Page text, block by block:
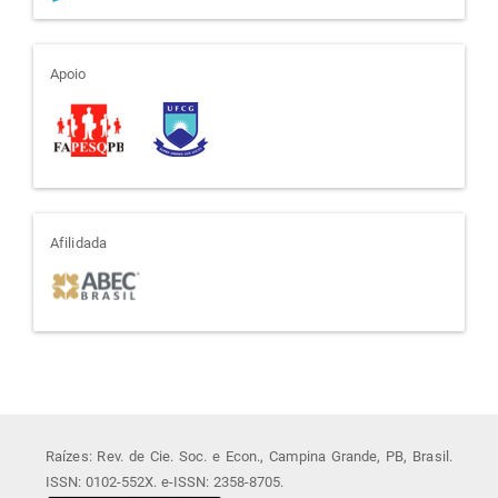
apoio
Apoio
afiliada
Afilidada
Raízes: Rev. de Cie. Soc. e Econ., Campina Grande, PB, Brasil.
ISSN: 0102-552X. e-ISSN: 2358-8705.